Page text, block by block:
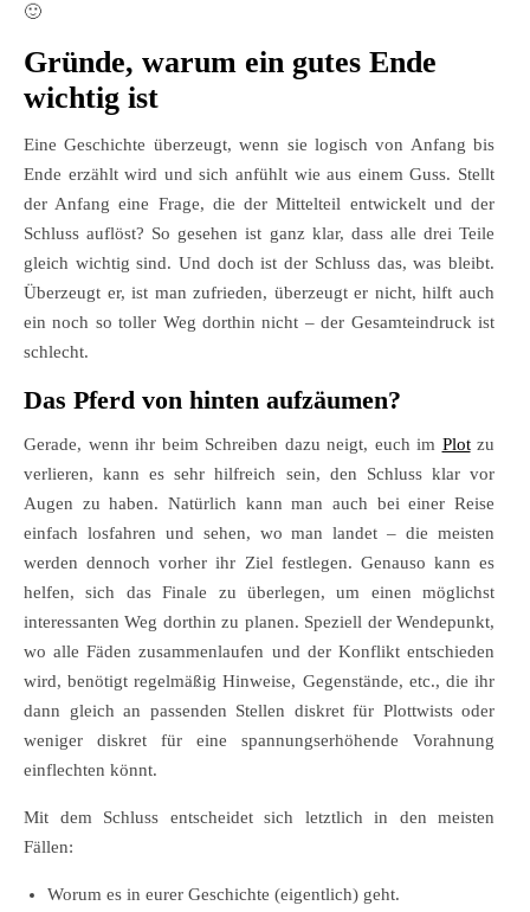
🙂
Gründe, warum ein gutes Ende
wichtig ist
Eine Geschichte überzeugt, wenn sie logisch von Anfang bis
Ende erzählt wird und sich anfühlt wie aus einem Guss. Stellt
der Anfang eine Frage, die der Mittelteil entwickelt und der
Schluss auflöst? So gesehen ist ganz klar, dass alle drei Teile
gleich wichtig sind. Und doch ist der Schluss das, was bleibt.
Überzeugt er, ist man zufrieden, überzeugt er nicht, hilft auch
ein noch so toller Weg dorthin nicht – der Gesamteindruck ist
schlecht.
Das Pferd von hinten aufzäumen?
Gerade, wenn ihr beim Schreiben dazu neigt, euch im Plot zu
verlieren, kann es sehr hilfreich sein, den Schluss klar vor
Augen zu haben. Natürlich kann man auch bei einer Reise
einfach losfahren und sehen, wo man landet – die meisten
werden dennoch vorher ihr Ziel festlegen. Genauso kann es
helfen, sich das Finale zu überlegen, um einen möglichst
interessanten Weg dorthin zu planen. Speziell der Wendepunkt,
wo alle Fäden zusammenlaufen und der Konflikt entschieden
wird, benötigt regelmäßig Hinweise, Gegenstände, etc., die ihr
dann gleich an passenden Stellen diskret für Plottwists oder
weniger diskret für eine spannungserhöhende Vorahnung
einflechten könnt.
Mit dem Schluss entscheidet sich letztlich in den meisten
Fällen:
Worum es in eurer Geschichte (eigentlich) geht.